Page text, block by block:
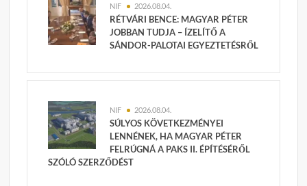
NIF 2026.08.04.
RÉTVÁRI BENCE: MAGYAR PÉTER
JOBBAN TUDJA – ÍZELÍTŐ A
SÁNDOR-PALOTAI EGYEZTETÉSRŐL
NIF 2026.08.04.
SÚLYOS KÖVETKEZMÉNYEI
LENNÉNEK, HA MAGYAR PÉTER
FELRÚGNÁ A PAKS II. ÉPÍTÉSÉRŐL
SZÓLÓ SZERZŐDÉST